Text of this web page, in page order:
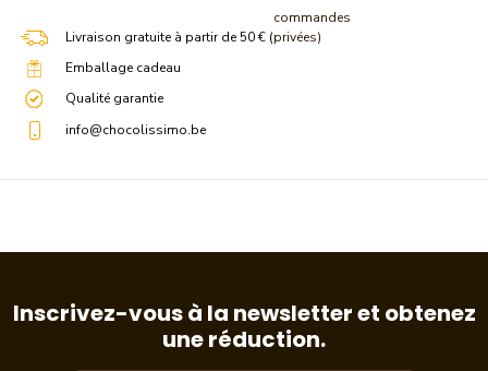
Livraison gratuite à partir de 50 € (
commandes
privées)
Emballage cadeau
Qualité garantie
info@chocolissimo.be
Inscrivez-vous à la newsletter et obtenez
une réduction.